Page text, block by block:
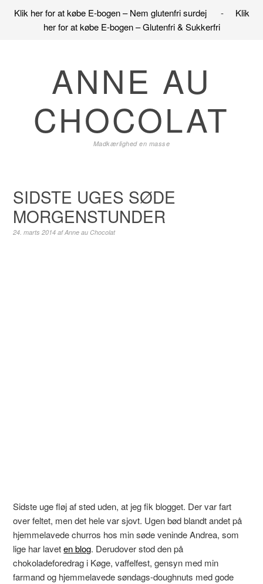
Klik her for at købe E-bogen – Nem glutenfri surdej - Klik
her for at købe E-bogen – Glutenfri & Sukkerfri
ANNE AU
CHOCOLAT
Madkærlighed en masse
SIDSTE UGES SØDE
MORGENSTUNDER
24. marts 2014 afAnne au Chocolat
Sidste uge fløj af sted uden, at jeg fik blogget. Der var fart
over feltet, men det hele var sjovt. Ugen bød blandt andet på
hjemmelavede churros hos min søde veninde Andrea, som
lige har laveten blog. Derudover stod den på
chokoladeforedrag i Køge, vaffelfest, gensyn med min
farmand og hjemmelavede søndags-doughnuts med gode